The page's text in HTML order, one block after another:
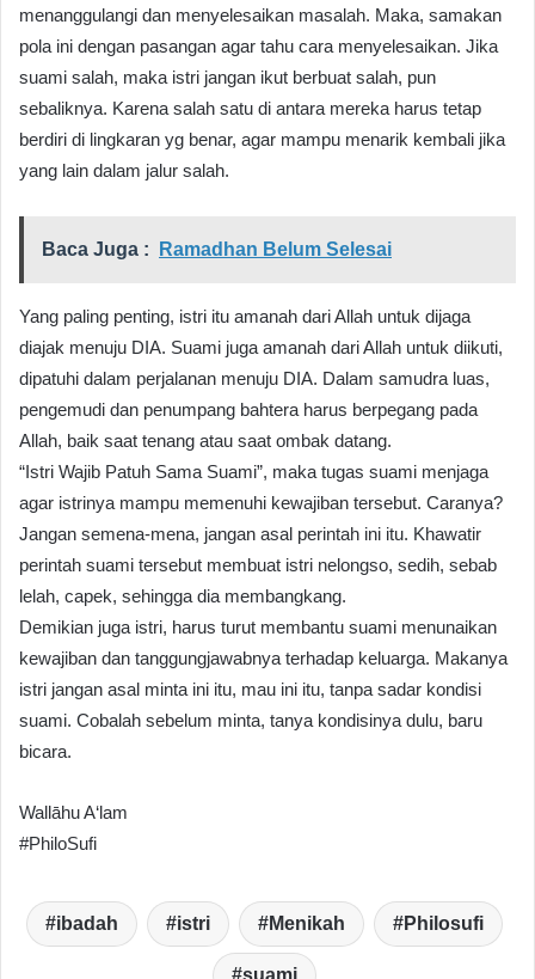
menanggulangi dan menyelesaikan masalah. Maka, samakan
pola ini dengan pasangan agar tahu cara menyelesaikan. Jika
suami salah, maka istri jangan ikut berbuat salah, pun
sebaliknya. Karena salah satu di antara mereka harus tetap
berdiri di lingkaran yg benar, agar mampu menarik kembali jika
yang lain dalam jalur salah.
Baca Juga : Ramadhan Belum Selesai
Yang paling penting, istri itu amanah dari Allah untuk dijaga
diajak menuju DIA. Suami juga amanah dari Allah untuk diikuti,
dipatuhi dalam perjalanan menuju DIA. Dalam samudra luas,
pengemudi dan penumpang bahtera harus berpegang pada
Allah, baik saat tenang atau saat ombak datang.
“Istri Wajib Patuh Sama Suami”, maka tugas suami menjaga
agar istrinya mampu memenuhi kewajiban tersebut. Caranya?
Jangan semena-mena, jangan asal perintah ini itu. Khawatir
perintah suami tersebut membuat istri nelongso, sedih, sebab
lelah, capek, sehingga dia membangkang.
Demikian juga istri, harus turut membantu suami menunaikan
kewajiban dan tanggungjawabnya terhadap keluarga. Makanya
istri jangan asal minta ini itu, mau ini itu, tanpa sadar kondisi
suami. Cobalah sebelum minta, tanya kondisinya dulu, baru
bicara.
Wallāhu A‘lam
#PhiloSufi
ibadah istri Menikah Philosufi
suami